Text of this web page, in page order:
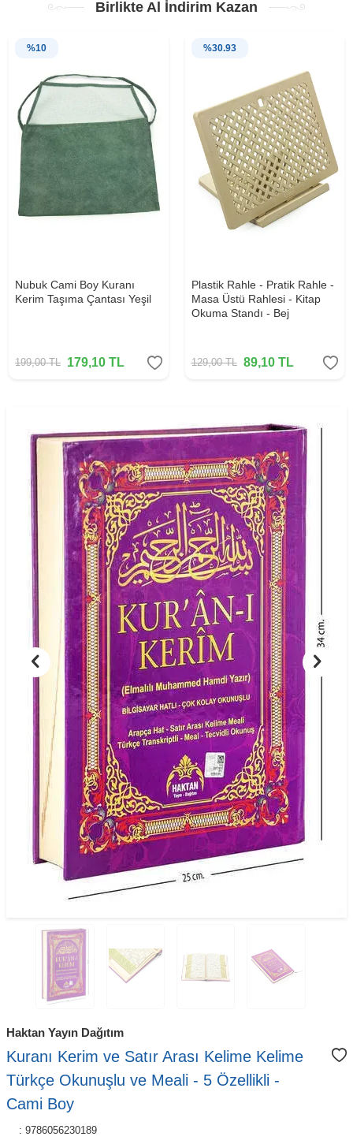
Birlikte Al İndirim Kazan
%10
Nubuk Cami Boy Kuranı
Kerim Taşıma Çantası Yeşil
199,00TL 179,10 TL
%30.93
Plastik Rahle - Pratik Rahle -
Masa Üstü Rahlesi - Kitap
Okuma Standı - Bej
129,00TL 89,10TL
Haktan Yayın Dağıtım
Kuranı Kerim ve Satır Arası Kelime Kelime
Türkçe Okunuşlu ve Meali - 5 Özellikli -
Cami Boy
: 9786056230189